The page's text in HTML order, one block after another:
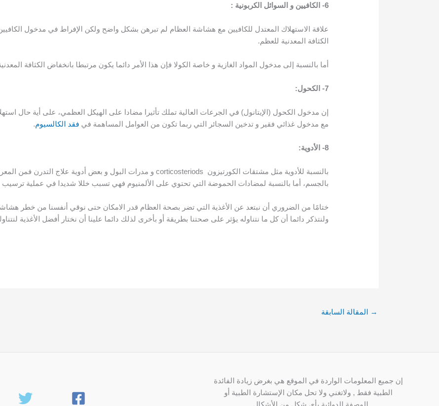
6- الكافيين و السوائل الكربونية :
علاقة الاستهلاك المعتدل للكافيين مع هشاشة العظام لم تبرهن بشكل واضح ولكن الإفراط في مدخول
الكثافة المعدنية للعظم.
أما بالنسبة إلى مدخول المواد الغازية و خاصة الكولا فإن هذا الأمر دائما يكون مرتبطا بانخفاض الكثافة
7- الكحول:
إن مدخول الكحول (الإيتانول) في الجرعات العالية تملك تأثيرا مضادا على الهيكل العظمي، على أية حال
مع مدخول غذائي فقير و تدخين السجائر التي ربما تكون من العوامل المساهمة في فقد الكالسيوم.
8- الأدوية:
بالنسبة للأدوية مثل مشتقات الكورتيزون corticosteriods و مدرات البول و بعض أدوية علاج التدرن فمن المعروف أنها تسبب فقدا في
بالجسم، أما بالنسبة لمضادات الحموضة التي تحتوي على الألمنيوم فهي تسبب خللا شديدا في عملية ترسيب
ختامًا من الضروري أن نبتعد عن الأغذية التي تضر بصحة العظام قدر الامكان حتى نوقي أنفسنا من خطر
ولنتذكر دائما أن كل ما نتناوله يؤثر على صحتنا بطريقة أو بأخرى لذلك دائما علينا أن نختار أفضل الأغذية
→ المقالة السابقة
إن جميع المعلومات الواردة في الموقع هي بغرض زيادة الفائدة
الطبية فقط , ولاتغني ولا تحل مكان الإستشارة الطبية أو
الوصفة الدوائية بأي شكلٍ من الأشكال .